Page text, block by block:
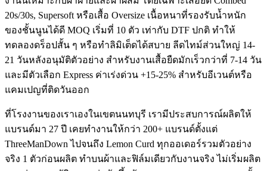
20s/30s, Supersoft หรือเสื้อ Oversize เนื้อหนาที่รองรับน้ำหนัก
ของชั้นนูนได้ดี MOQ เริ่มที่ 10 ตัว เท่ากับ DTF ปกติ ทำให้
ทดลองดร็อปสั้น ๆ หรือทำลิมิเต็ดได้สบาย ลีดไทม์ส่วนใหญ่ 14-
21 วันหลังอนุมัติตัวอย่าง สำหรับงานเสื้อยืดมักเร็วกว่าที่ 7-14 วัน
และมีตัวเลือก Express ค่าเร่งด่วน +15-25% สำหรับอีเวนต์หรือ
แคมเปญที่ติดวันออก
ที่โรงงานของเราเองในเขตนนทบุรี เรามีประสบการณ์ผลิตให้
แบรนด์มา 27 ปี เคยทำงานให้กว่า 200+ แบรนด์ตั้งแต่
ThreeManDown ไปจนถึง Lemon Curd ทุกออเดอร์รวมตัวอย่าง
จริง 1 ตัวก่อนผลิต ทำบนผ้าและฟิล์มเดียวกับงานจริง ไม่เริ่มผลิต